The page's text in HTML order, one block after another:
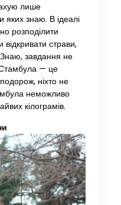
лише
яких знаю. В ідеалі
розподілити
страви,
завдання не
— це
ніхто не
неможливо
кілограмів.